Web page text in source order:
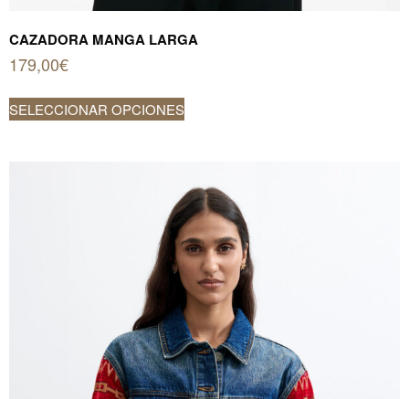
CAZADORA MANGA LARGA
179,00€
SELECCIONAR OPCIONES
Este
producto
variantes.
Las
opciones
se
pueden
elegir
en
la
página
de